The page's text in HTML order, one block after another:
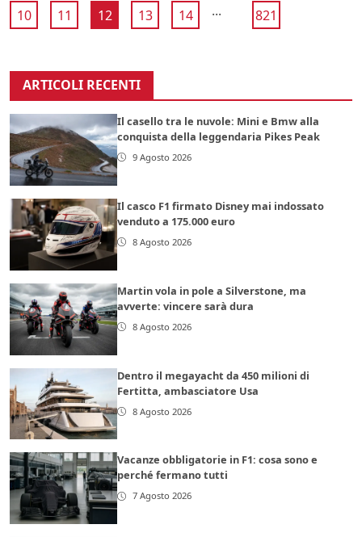
10 11 12 13 14 ... 821
ARTICOLI RECENTI
Il casello tra le nuvole: Mini e Bmw alla
conquista della leggendaria Pikes Peak
9 Agosto 2026
Il casco F1 firmato Disney mai indossato
venduto a 175.000 euro
8 Agosto 2026
Martin vola in pole a Silverstone, ma
avverte: vincere sarà dura
8 Agosto 2026
Dentro il megayacht da 450 milioni di
Fertitta, ambasciatore Usa
8 Agosto 2026
Vacanze obbligatorie in F1: cosa sono e
perché fermano tutti
7 Agosto 2026